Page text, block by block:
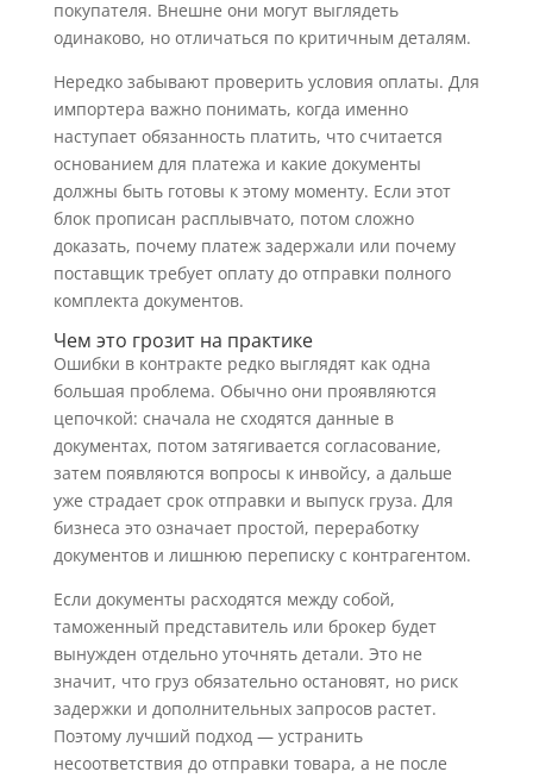
покупателя. Внешне они могут выглядеть
одинаково, но отличаться по критичным деталям.
Нередко забывают проверить условия оплаты. Для
импортера важно понимать, когда именно
наступает обязанность платить, что считается
основанием для платежа и какие документы
должны быть готовы к этому моменту. Если этот
блок прописан расплывчато, потом сложно
доказать, почему платеж задержали или почему
поставщик требует оплату до отправки полного
комплекта документов.
Чем это грозит на практике
Ошибки в контракте редко выглядят как одна
большая проблема. Обычно они проявляются
цепочкой: сначала не сходятся данные в
документах, потом затягивается согласование,
затем появляются вопросы к инвойсу, а дальше
уже страдает срок отправки и выпуск груза. Для
бизнеса это означает простой, переработку
документов и лишнюю переписку с контрагентом.
Если документы расходятся между собой,
таможенный представитель или брокер будет
вынужден отдельно уточнять детали. Это не
значит, что груз обязательно остановят, но риск
задержки и дополнительных запросов растет.
Поэтому лучший подход — устранить
несоответствия до отправки товара, а не после